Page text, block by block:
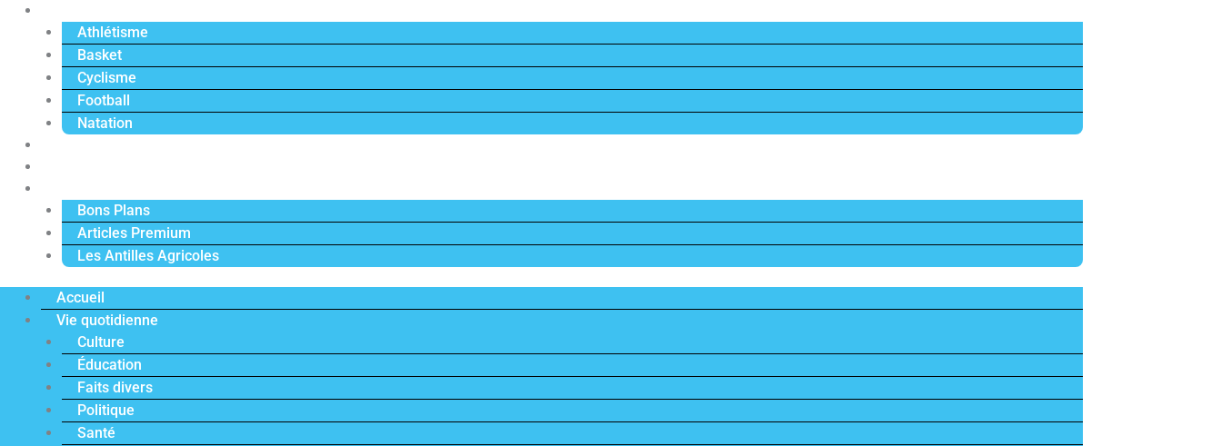
Athlétisme
Basket
Cyclisme
Football
Natation
Bons Plans
Articles Premium
Les Antilles Agricoles
Accueil
Vie quotidienne
Culture
Éducation
Faits divers
Politique
Santé